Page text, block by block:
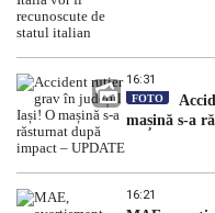
16:31
FOTO
mașină s-a
16:21